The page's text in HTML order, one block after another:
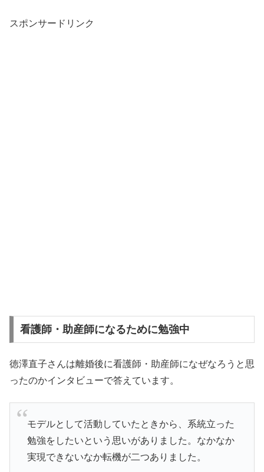
スポンサードリンク
看護師・助産師になるために勉強中
徳澤直子さんは離婚後に看護師・助産師になぜなろうと思
ったのかインタビューで答えています。
モデルとして活動していたときから、系統立った
勉強をしたいという思いがありました。なかなか
実現できないなか転機が二つありました。